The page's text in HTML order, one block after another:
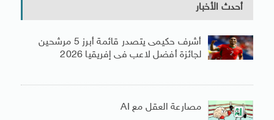
أحدث الأخبار
أشرف حكيمى يتصدر قائمة أبرز 5 مرشحين
لجائزة أفضل لاعب فى إفريقيا 2026
مصارعة العقل مع AI